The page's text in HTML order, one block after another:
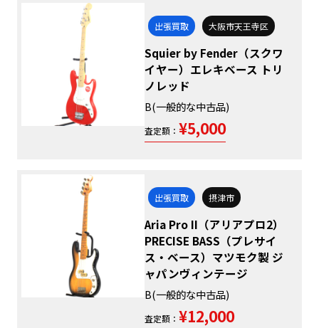
出張買取 大阪市天王寺区
Squier by Fender（スクワ
イヤー）エレキベース トリ
ノレッド
B(一般的な中古品)
査定額： ¥5,000
出張買取 摂津市
Aria Pro II（アリアプロ2）
PRECISE BASS（プレサイ
ス・ベース）マツモク製 ジ
ャパンヴィンテージ
B(一般的な中古品)
査定額： ¥12,000